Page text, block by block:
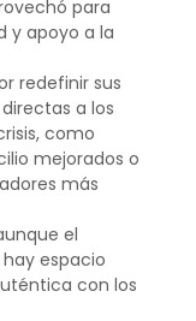
para
y apoyo a la
redefinir sus
a los
como
mejorados o
más
el
espacio
con los